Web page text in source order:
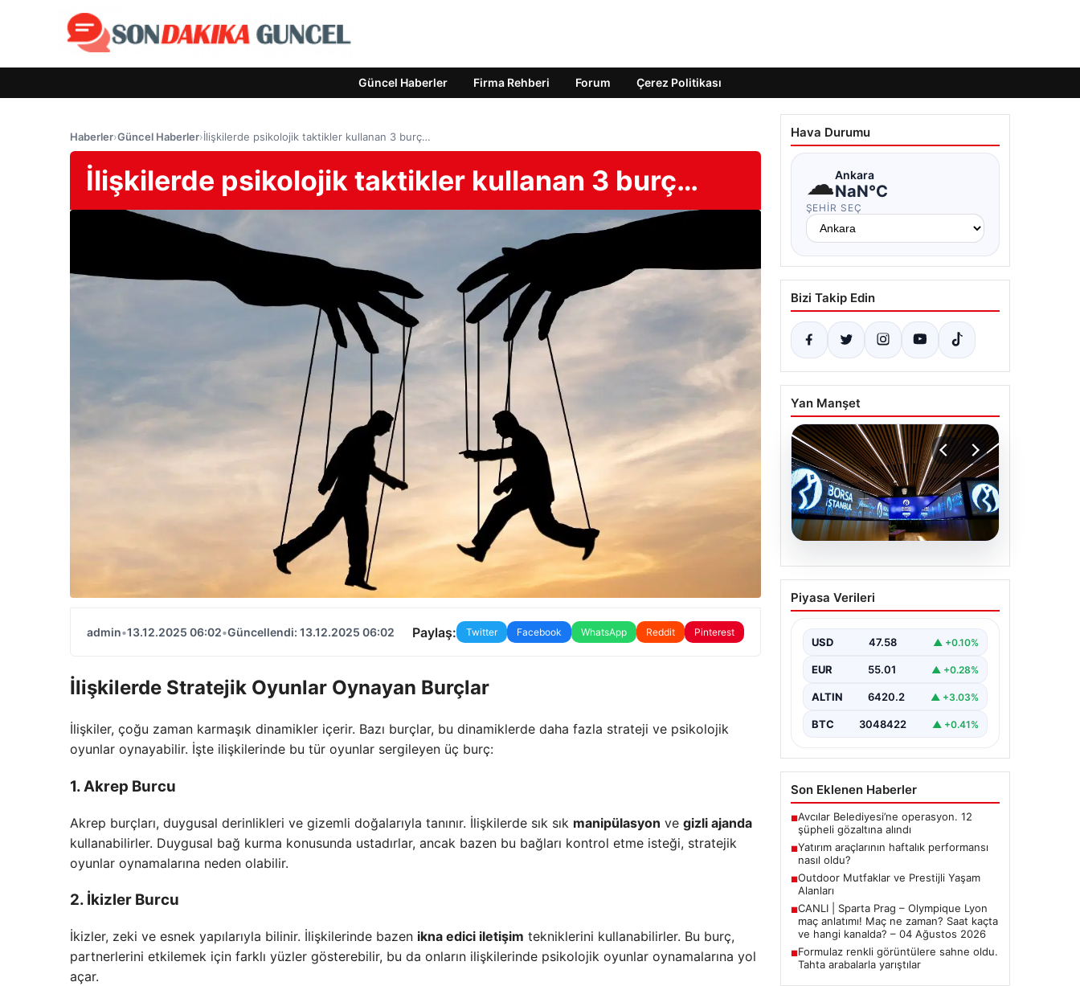
Güncel Haberler Firma Rehberi Forum Çerez Politikası
Haberler›Güncel Haberler›İlişkilerde psikolojik taktikler kullanan 3 burç…
İlişkilerde psikolojik taktikler kullanan 3 burç…
admin•13.12.2025 06:02•Güncellendi: 13.12.2025 06:02 Paylaş: Twitter Facebook WhatsApp Reddit Pinterest
İlişkilerde Stratejik Oyunlar Oynayan Burçlar
İlişkiler, çoğu zaman karmaşık dinamikler içerir. Bazı burçlar, bu dinamiklerde daha fazla strateji ve psikolojik
oyunlar oynayabilir. İşte ilişkilerinde bu tür oyunlar sergileyen üç burç:
1. Akrep Burcu
Akrep burçları, duygusal derinlikleri ve gizemli doğalarıyla tanınır. İlişkilerde sık sık manipülasyon ve gizli ajanda
kullanabilirler. Duygusal bağ kurma konusunda ustadırlar, ancak bazen bu bağları kontrol etme isteği, stratejik
oyunlar oynamalarına neden olabilir.
2. İkizler Burcu
İkizler, zeki ve esnek yapılarıyla bilinir. İlişkilerinde bazen ikna edici iletişim tekniklerini kullanabilirler. Bu burç,
partnerlerini etkilemek için farklı yüzler gösterebilir, bu da onların ilişkilerinde psikolojik oyunlar oynamalarına yol
açar.
Hava Durumu
☁Ankara
NaN°C
ŞEHIR SEÇ
Bizi Takip Edin
Yan Manşet
05.08.2026
Yatırım araçlarının
haftalık performansı
Piyasa Verileri
USD 47.58 ▲ +0.10%
EUR 55.01 ▲ +0.28%
ALTIN 6420.2 ▲ +3.03%
BTC 3048422 ▲ +0.41%
Son Eklenen Haberler
■Avcılar Belediyesi’ne operasyon. 12
şüpheli gözaltına alındı
■Yatırım araçlarının haftalık performansı
nasıl oldu?
■Outdoor Mutfaklar ve Prestijli Yaşam
Alanları
■CANLI | Sparta Prag – Olympique Lyon
maç anlatımı! Maç ne zaman? Saat kaçta
ve hangi kanalda? – 04 Ağustos 2026
■Formulaz renkli görüntülere sahne oldu.
Tahta arabalarla yarıştılar